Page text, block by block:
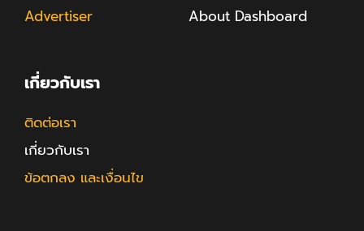
Advertiser
About Dashboard
เกี่ยวกับเรา
ติดต่อเรา
เกี่ยวกับเรา
ข้อตกลง และเงื่อนไข